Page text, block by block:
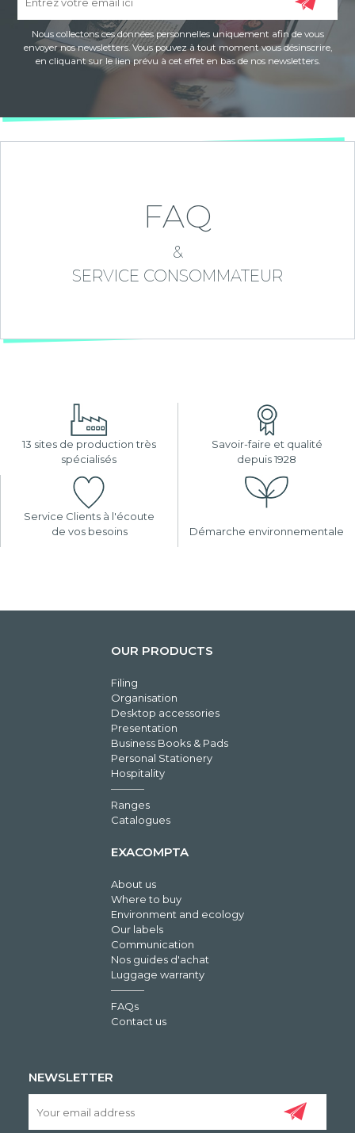
Nous collectons ces données personnelles uniquement afin de vous
envoyer nos newsletters. Vous pouvez à tout moment vous désinscrire,
en cliquant sur le lien prévu à cet effet en bas de nos newsletters.
FAQ
&
SERVICE CONSOMMATEUR
13 sites de production très
spécialisés
Savoir-faire et qualité
depuis 1928
Service Clients à l'écoute
de vos besoins
Démarche environnementale
OUR PRODUCTS
Filing
Organisation
Desktop accessories
Presentation
Business Books & Pads
Personal Stationery
Hospitality
Ranges
Catalogues
EXACOMPTA
About us
Where to buy
Environment and ecology
Our labels
Communication
Nos guides d'achat
Luggage warranty
FAQs
Contact us
NEWSLETTER